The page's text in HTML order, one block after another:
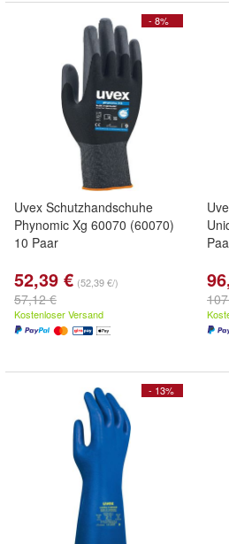
- 8%
Uvex Schutzhandschuhe
Phynomic Xg 60070 (60070)
10 Paar
52,39 € (52,39 €/)
57,12 €
Kostenloser Versand
- 13%